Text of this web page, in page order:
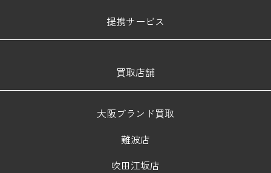
提携サービス
買取店舗
大阪ブランド買取
難波店
吹田江坂店